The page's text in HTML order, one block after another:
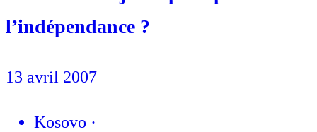
l’indépendance ?
13 avril 2007
Kosovo ·